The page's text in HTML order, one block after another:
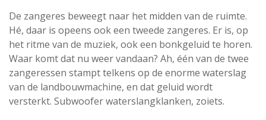
De zangeres beweegt naar het midden van de ruimte.
Hé, daar is opeens ook een tweede zangeres. Er is, op
het ritme van de muziek, ook een bonkgeluid te horen.
Waar komt dat nu weer vandaan? Ah, één van de twee
zangeressen stampt telkens op de enorme waterslag
van de landbouwmachine, en dat geluid wordt
versterkt. Subwoofer waterslangklanken, zoiets.